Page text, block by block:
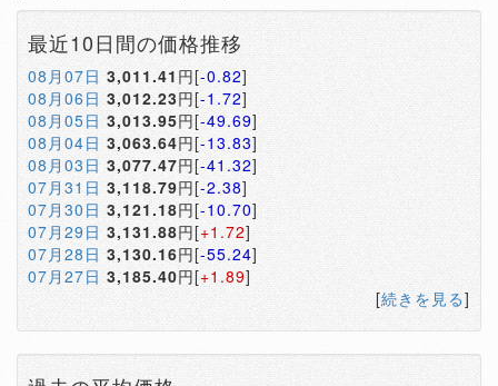
最近10日間の価格推移
08月07日 3,011.41 円[-0.82]
08月06日 3,012.23円[-1.72]
08月05日 3,013.95円[-49.69]
08月04日 3,063.64円[-13.83]
08月03日 3,077.47円[-41.32]
07月31日 3,118.79円[-2.38]
07月30日 3,121.18円[-10.70]
07月29日 3,131.88円[+1.72]
07月28日 3,130.16円[-55.24]
07月27日 3,185.40円[+1.89]
[続きを見る]